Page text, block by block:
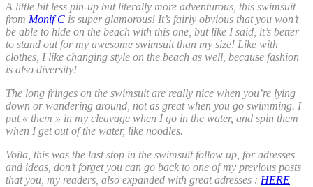
A little bit less pin-up but literally more adventurous, this swimsuit
from Monif C is super glamorous! It’s fairly obvious that you won’t
be able to hide on the beach with this one, but like I said, it’s better
to stand out for my awesome swimsuit than my size! Like with
clothes, I like changing style on the beach as well, because fashion
is also diversity!
The long fringes on the swimsuit are really nice when you’re lying
down or wandering around, not as great when you go swimming. I
put « them » in my cleavage when I go in the water, and spin them
when I get out of the water, like noodles.
Voila, this was the last stop in the swimsuit follow up, for adresses
and ideas, don’t forget you can go back to one of my previous posts
that you, my readers, also expanded with great adresses : HERE